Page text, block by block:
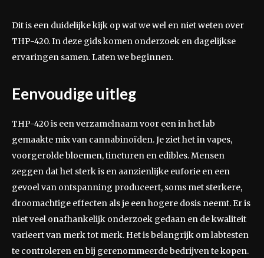
Dit is een duidelijke kijk op wat we wel en niet weten over
THP-420. In deze gids komen onderzoek en dagelijkse
ervaringen samen. Laten we beginnen.
Eenvoudige uitleg
THP-420 is een verzamelnaam voor een in het lab
gemaakte mix van cannabinoïden. Je ziet het in vapes,
voorgerolde bloemen, tincturen en edibles. Mensen
zeggen dat het sterk is en aanzienlijke euforie en een
gevoel van ontspanning produceert, soms met sterkere,
droomachtige effecten als je een hogere dosis neemt. Er is
niet veel onafhankelijk onderzoek gedaan en de kwaliteit
varieert van merk tot merk. Het is belangrijk om labtesten
te controleren en bij gerenommeerde bedrijven te kopen.